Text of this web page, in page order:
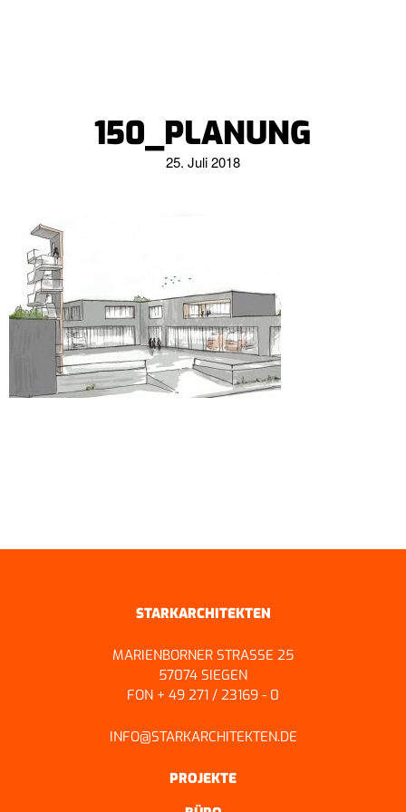
150_PLANUNG
25. Juli 2018
STARKARCHITEKTEN
MARIENBORNER STRASSE 25
57074 SIEGEN
FON + 49 271 / 23169 - 0
INFO@STARKARCHITEKTEN.DE
PROJEKTE